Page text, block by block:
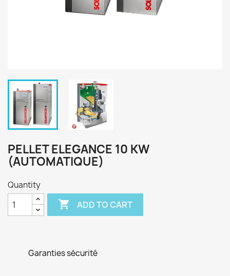
PELLET ELEGANCE 10 KW
(AUTOMATIQUE)
Quantity
 ADD TO CART
Garanties sécurité